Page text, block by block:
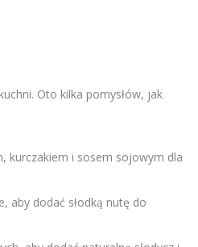
Oto kilka pomysłów, jak
kurczakiem i sosem sojowym dla
aby dodać słodką nutę do